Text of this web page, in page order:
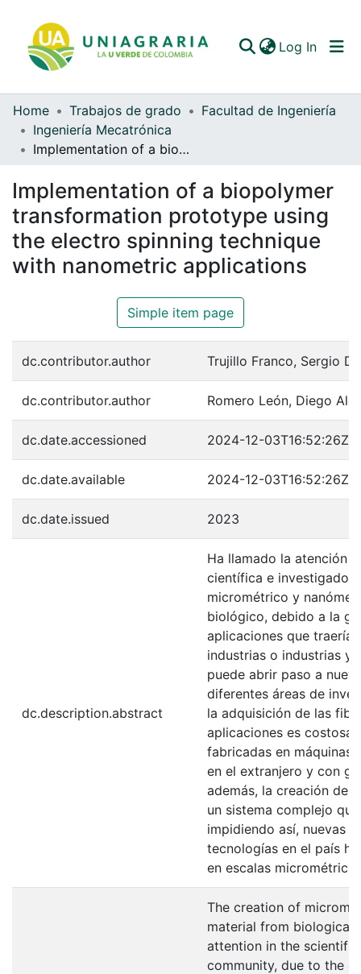
Log In
Communities & Collections
All of DSpace
Statistics
Home Trabajos de grado
Facultad de Ingeniería
Ingeniería Mecatrónica
Implementation of a biopolymer transformation prototype using the electro spinning technique with nanometric applications
Implementation of a biopolymer
transformation prototype using
the electro spinning technique
with nanometric applications
Simple item page
dc.contributor.author Trujillo Franco, Sergio
dc.contributor.author Romero León, Diego
dc.date.accessioned 2024-12-03T16:52:26Z
dc.date.available 2024-12-03T16:52:26Z
dc.date.issued 2023
dc.description.abstract
Ha llamado la atención
científica e
micrométrico y
biológico, debido a la
aplicaciones que traería
industrias o industrias
puede abrir paso a
diferentes áreas de
la adquisición de las
aplicaciones es
fabricadas en máquinas
en el extranjero y con
además, la creación de
un sistema complejo
impidiendo así, nuevas
tecnologías en el país
en escalas
The creation of
material from biological
attention in the scientific
community, due to the